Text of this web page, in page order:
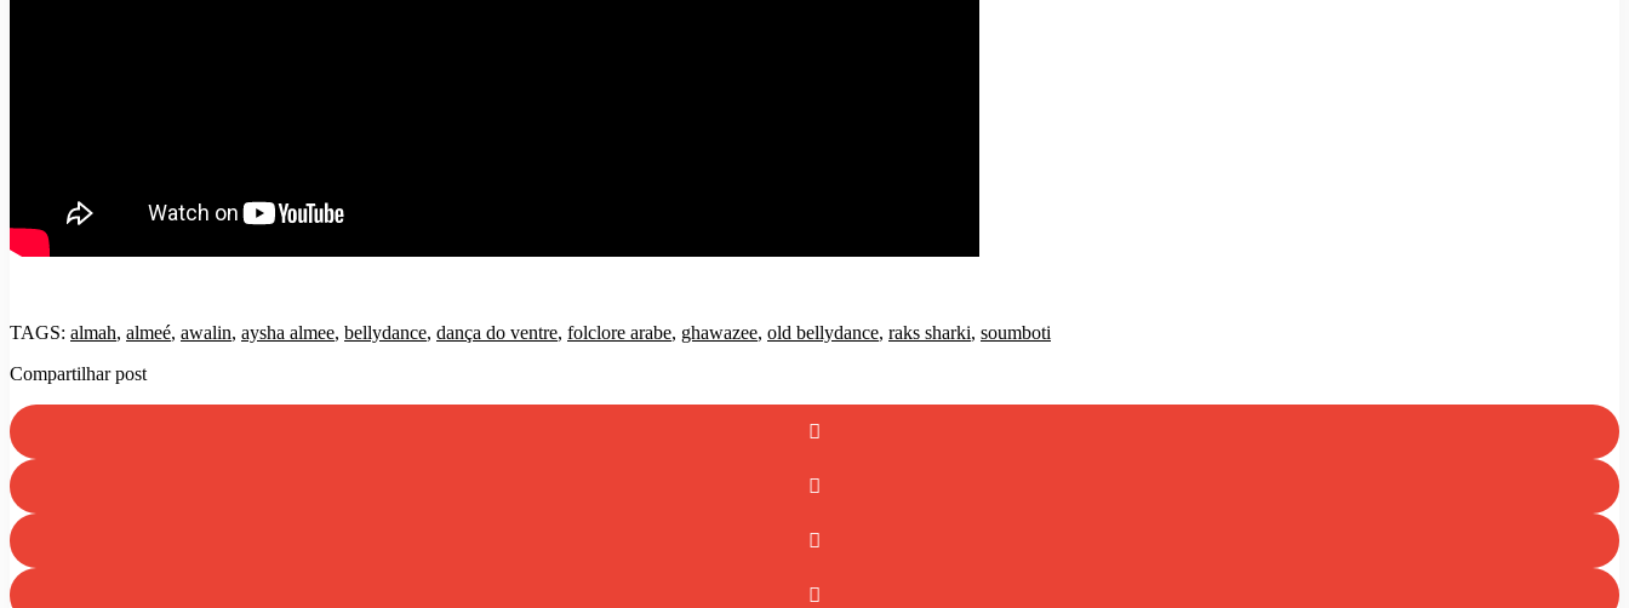
TAGS: almah, almeé, awalin, aysha almee, bellydance, dança do ventre, folclore arabe, ghawazee, old bellydance, raks sharki, soumboti
Compartilhar post